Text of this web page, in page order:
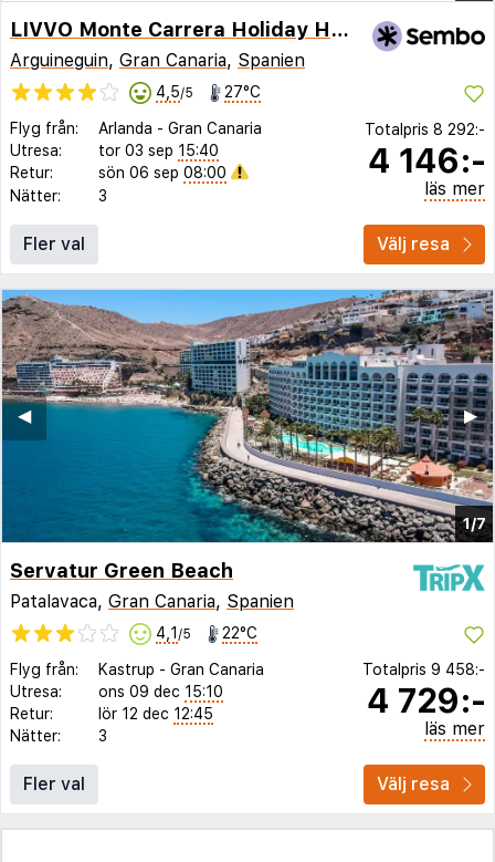
LIVVO Monte Carrera Holiday Homes
Arguineguin, Gran Canaria, Spanien
4,5/5 27°C
Flyg från: Arlanda - Gran Canaria
Utresa:
tor 03 sep 15:40
Retur:
sön 06 sep 08:00
Nätter:
3
Totalpris 8 292:-
4 146:-
läs mer
Fler val Välj resa
1/7
▶︎
◀︎
Servatur Green Beach
Patalavaca, Gran Canaria, Spanien
4,1 /5 22°C
Flyg från: Kastrup - Gran Canaria
Utresa:
ons 09 dec 15:10
Retur:
lör 12 dec 12:45
Nätter:
3
Totalpris 9 458:-
4 729:-
läs mer
Fler val Välj resa